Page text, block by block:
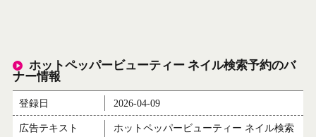
ホットペッパービューティー ネイル検索予約のバ
ナー情報
登録日 2026-04-09
広告テキスト
ホットペッパービューティー ネイル検索